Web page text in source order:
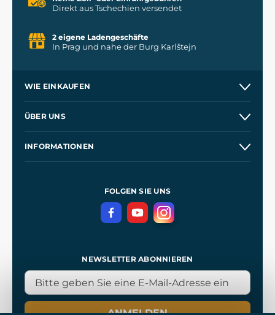
Direkt aus Tschechien versendet
2 eigene Ladengeschäfte
In Prag und nahe der Burg Karlštejn
WIE EINKAUFEN
Kontakt
ÜBER UNS
INFORMATIONEN
DatenschutzerklärungFOLGEN SIE UNS
NEWSLETTER ABONNIEREN